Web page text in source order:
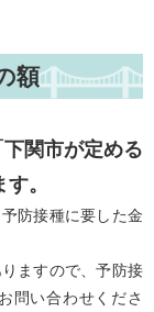
額
下関市が定める
。
防接種に要した金
ますので、予防接
問い合わせくださ